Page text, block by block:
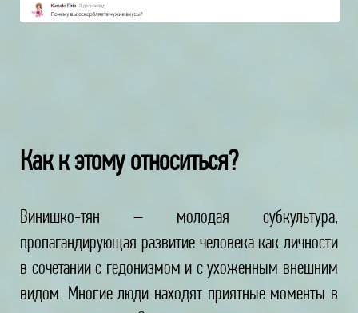
Как к этому относиться?
Винишко-тян – молодая субкультура,
пропагандирующая развитие человека как личности
в сочетании с гедонизмом и с ухоженным внешним
видом. Многие люди находят приятные моменты в